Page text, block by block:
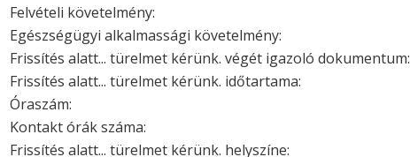
Felvételi követelmény:
Egészségügyi alkalmassági követelmény:
Frissítés alatt... türelmet kérünk. végét igazoló dokumentum:
Frissítés alatt... türelmet kérünk. időtartama:
Óraszám:
Kontakt órák száma:
Frissítés alatt... türelmet kérünk. helyszíne: